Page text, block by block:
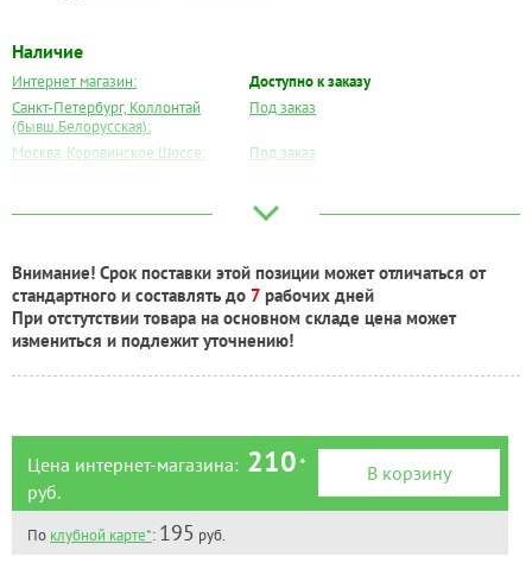
Наличие
Интернет магазин:
Доступно к заказу
Санкт-Петербург, Коллонтай
(бывш.Белорусская):
Под заказ
Москва, Коровинское Шоссе:
Под заказ
Под заказ
Самара:
Под заказ
Тверь:
Под заказ
Тюмень:
Под заказ
Внимание! Срок поставки этой позиции может отличаться от
стандартного и составлять до 7 рабочих дней
При отстутствии товара на основном складе цена может
измениться и подлежит уточнению!
Цена интернет-магазина: 210*
руб.
В корзину
По клубной карте*: 195 руб.